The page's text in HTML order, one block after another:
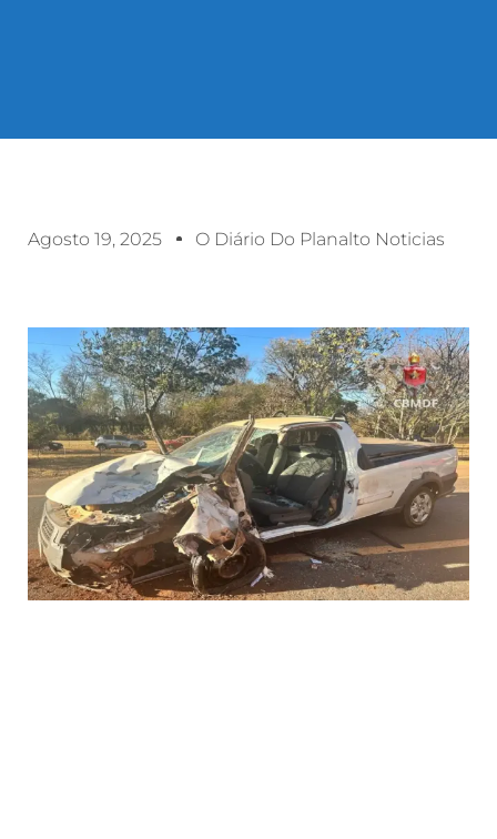
Agosto 19, 2025 O Diário Do Planalto Noticias